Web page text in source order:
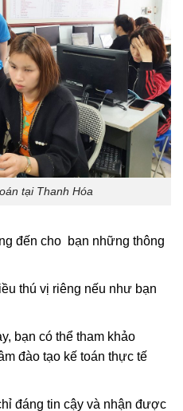
tại Thanh Hóa
đến cho bạn những thông
thú vị riêng nếu như bạn
bạn có thể tham khảo
đào tạo kế toán thực tế
đáng tin cậy và nhận được